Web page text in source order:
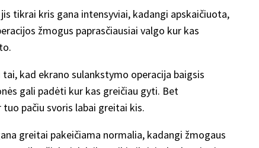
tikrai kris gana intensyviai, kadangi apskaičiuota,
žmogus paprasčiausiai valgo kur kas
kad ekrano sulankstymo operacija baigsis
gali padėti kur kas greičiau gyti. Bet
pačiu svoris labai greitai kis.
greitai pakeičiama normalia, kadangi žmogaus